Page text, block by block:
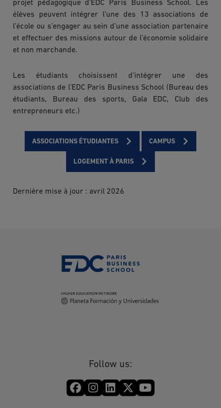
projet pédagogique d’EDC Paris Business School. Les
élèves peuvent intégrer l’une des 13 associations de
l’école ou s’engager au sein d’une association partenaire
et effectuer des missions autour de l’économie solidaire
et non marchande.
Les étudiants choisissent d’intégrer une des
associations de l’EDC Paris Business School (Bureau des
étudiants, Bureau des sports, Gala EDC, Club des
entrepreneurs etc.)
ASSOCIATIONS ÉTUDIANTES CAMPUS
LOGEMENT À PARIS
Dernière mise à jour : avril 2026
Follow us: